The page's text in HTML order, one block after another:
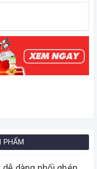
PHẨM